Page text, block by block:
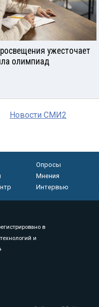
ужесточает
олимпиад
Новости СМИ2
Опросы
Мнения
Интервью
в
и